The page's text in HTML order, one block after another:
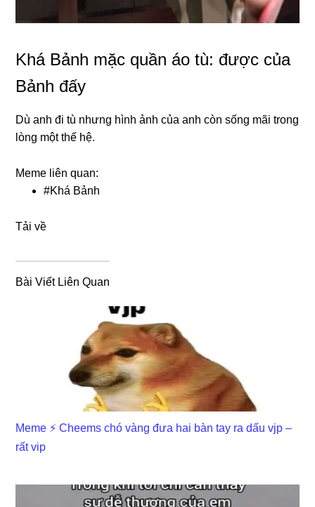
Khá Bảnh mặc quần áo tù: được của
Bảnh đấy
Dù anh đi tù nhưng hình ảnh của anh còn sống mãi trong
lòng một thế hệ.
Meme liên quan:
#Khá Bảnh
Tải về
Bài Viết Liên Quan
Meme ⚡ Cheems chó vàng đưa hai bàn tay ra dấu vjp –
rất vip